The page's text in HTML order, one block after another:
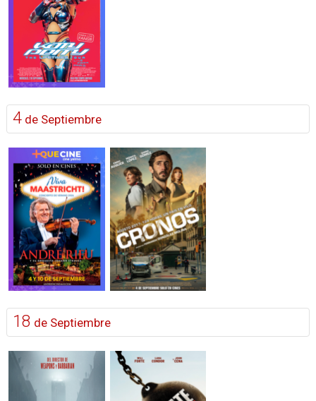
4de Septiembre
18 de Septiembre